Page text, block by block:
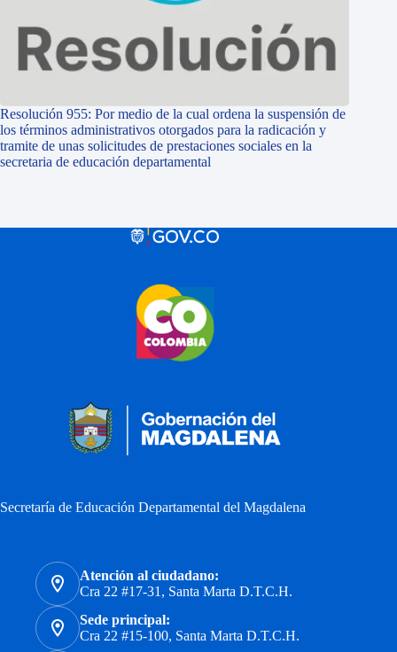
Resolución 955: Por medio de la cual ordena la suspensión de
los términos administrativos otorgados para la radicación y
tramite de unas solicitudes de prestaciones sociales en la
secretaria de educación departamental
Secretaría de Educación Departamental del Magdalena
Atención al ciudadano:
Cra 22 #17-31, Santa Marta D.T.C.H.
Sede principal:
Cra 22 #15-100, Santa Marta D.T.C.H.